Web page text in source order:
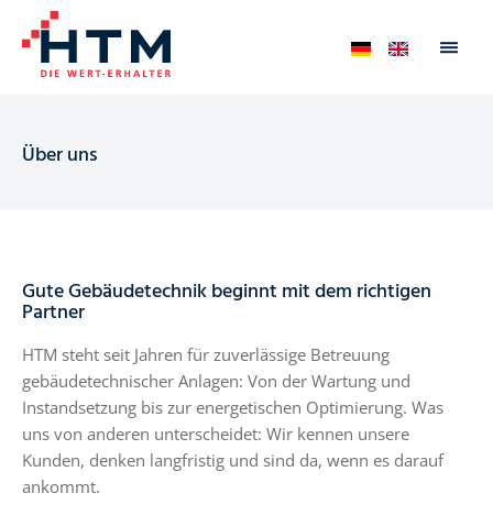
Über uns
Gute Gebäudetechnik beginnt mit dem richtigen
Partner
HTM steht seit Jahren für zuverlässige Betreuung
gebäudetechnischer Anlagen: Von der Wartung und
Instandsetzung bis zur energetischen Optimierung. Was
uns von anderen unterscheidet: Wir kennen unsere
Kunden, denken langfristig und sind da, wenn es darauf
ankommt.